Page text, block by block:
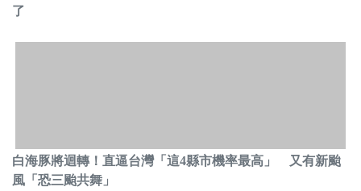
了
白海豚將迴轉！直逼台灣「這4縣市機率最高」 又有新颱
風「恐三颱共舞」